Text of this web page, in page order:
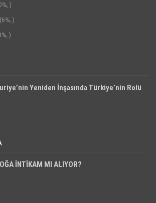
)
(6%, )
)
Yeniden İnşasında Türkiye’nin Rolü
İNTİKAM MI ALIYOR?